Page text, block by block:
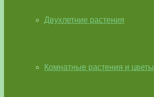
Двухлетние растения
Комнатные растения и цветы